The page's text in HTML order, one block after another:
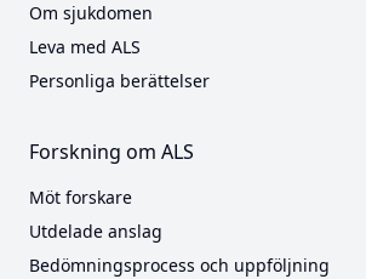
Om sjukdomen
Leva med ALS
Personliga berättelser
Forskning om ALS
Möt forskare
Utdelade anslag
Bedömningsprocess och uppföljning